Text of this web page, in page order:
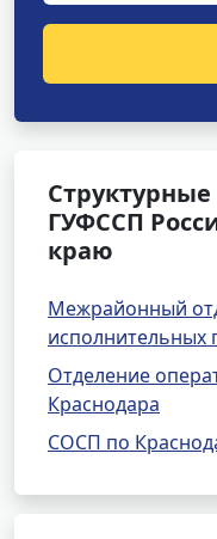
ГУФССП
краю
Межрайонный
исполнительных
Отделение
Краснодара
СОСП по